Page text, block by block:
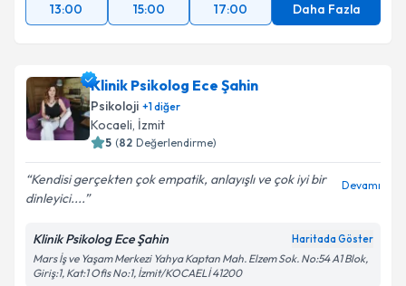
13:00
15:00 17:00 Daha Fazla
Klinik Psikolog Ece Şahin
Psikoloji +1diğer
Kocaeli, İzmit
5 (82 Değerlendirme)
Kendisi gerçekten çok empatik, anlayışlı ve çok iyi bir
dinleyici....
Devamı
Klinik Psikolog Ece Şahin Haritada Göster
Mars İş ve Yaşam Merkezi Yahya Kaptan Mah. Elzem Sok. No:54 A1 Blok,
Giriş:1, Kat:1 Ofis No:1, İzmit/KOCAELİ 41200